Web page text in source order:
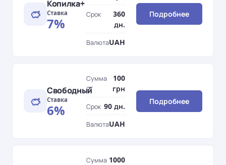
Копилка+
Ставка
7%
Срок
360
дн.
ВалютаUAH
Подробнее
Свободный
Ставка
6%
Сумма
от
100
грн
Срок 90 дн.
ВалютаUAH
Подробнее
Сумма 1000